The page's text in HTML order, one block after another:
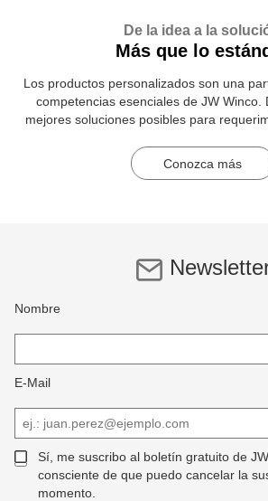
De la idea a la
Más que lo
Los productos personalizados son una
competencias esenciales de JW Winco.
mejores soluciones posibles para
Conozca más
Nombre
E-Mail
Sí, me suscribo al boletín gratuito de
consciente de que puedo cancelar la
momento.